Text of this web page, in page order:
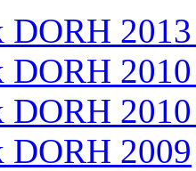
DORH
DORH
DORH
DORH 2009